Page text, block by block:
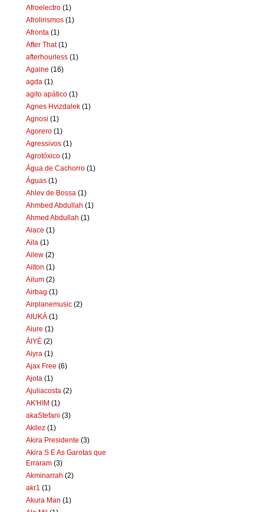
Afroelectro (1)
Afrolirismos (1)
Afronta (1)
After That (1)
afterhourless (1)
Againe (16)
agda (1)
agito apático (1)
Agnes Hvizdalek (1)
Agnosi (1)
Agorero (1)
Agressivos (1)
Agrotóxico (1)
Água de Cachorro (1)
Águas (1)
Ahlev de Bossa (1)
Ahmbed Abdullah (1)
Ahmed Abdullah (1)
Aiace (1)
Aila (1)
Ailew (2)
Ailton (1)
Ailum (2)
Airbag (1)
Airplanemusic (2)
AIUKÁ (1)
Aiure (1)
ÀIYÉ (2)
Aiyra (1)
Ajax Free (6)
Ajota (1)
Ajuliacosta (2)
AK'HIM (1)
akaStefani (3)
Akilez (1)
Akira Presidente (3)
Akira S E As Garotas que
Erraram (3)
Akminarrah (2)
akr1 (1)
Akura Man (1)